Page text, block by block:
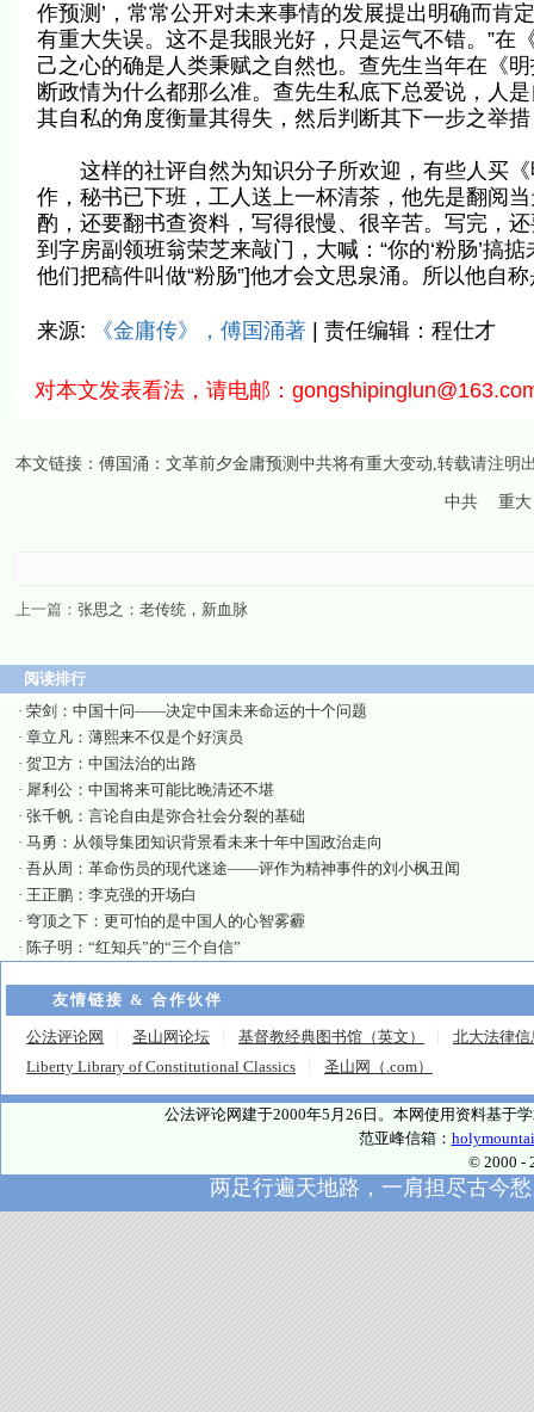
作预测’，常常公开对未来事情的发展提出明确而肯
有重大失误。这不是我眼光好，只是运气不错。”在
己之心的确是人类秉赋之自然也。查先生当年在《
断政情为什么都那么准。查先生私底下总爱说，人
其自私的角度衡量其得失，然后判断其下一步之举
这样的社评自然为知识分子所欢迎，有些人买《
作，秘书已下班，工人送上一杯清茶，他先是翻阅
酌，还要翻书查资料，写得很慢、很辛苦。写完，
到字房副领班翁荣芝来敲门，大喊：“你的‘粉肠’搞
他们把稿件叫做“粉肠”]他才会文思泉涌。所以他自称
来源: 《金庸传》，傅国涌著 | 责任编辑：程仕才
对本文发表看法，请电邮：
本文链接： 傅国涌：文革前夕金庸预测中共将有重大变动,转载请注明
中共 重大
上一篇： 张思之：老传统，新血脉
阅读排行
· 荣剑：中国十问——决定中国未来命运的十个问题
· 章立凡：薄熙来不仅是个好演员
· 贺卫方：中国法治的出路
· 犀利公：中国将来可能比晚清还不堪
· 张千帆：言论自由是弥合社会分裂的基础
· 马勇：从领导集团知识背景看未来十年中国政治走向
· 吾从周：革命伤员的现代迷途——评作为精神事件的刘小枫丑闻
· 王正鹏：李克强的开场白
· 穹顶之下：更可怕的是中国人的心智雾霾
· 陈子明：“红知兵”的“三个自信”
友情链接 & 合作伙伴
公法评论网 圣山网论坛 基督教经典图书馆（英文）
北大法律信
Liberty Library of Constitutional Classics
圣山网（.com）
公法评论网建于2000年5月26日。本网使用资料基于
范亚峰信箱：
© 2000 -
两足行遍天地路，一肩担尽古今